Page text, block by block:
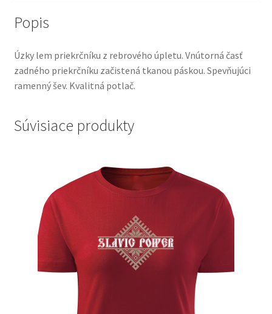
Popis
Úzky lem priekrčníku z rebrového úpletu. Vnútorná časť
zadného priekrčníku začistená tkanou páskou. Spevňujúci
ramenný šev. Kvalitná potlač.
Súvisiace produkty